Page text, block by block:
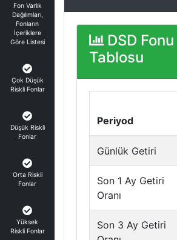
Fon Varlık
Dağılımları,
Fonların
İçeriklere
Göre Listesi
Çok Düşük
Riskli Fonlar
Düşük Riskli
Fonlar
Orta Riskli
Fonlar
Yüksek
Riskli Fonlar
DSD
Tablosu
Periyod
Günlük Getiri
Son 1 Ay Getiri
Oranı
Son 3 Ay Getiri